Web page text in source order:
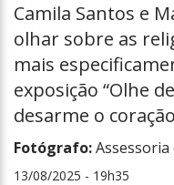
Camila Santos e
olhar sobre as
mais
exposição “Olhe
desarme o
Fotógrafo:
13/08/2025 - 19h35